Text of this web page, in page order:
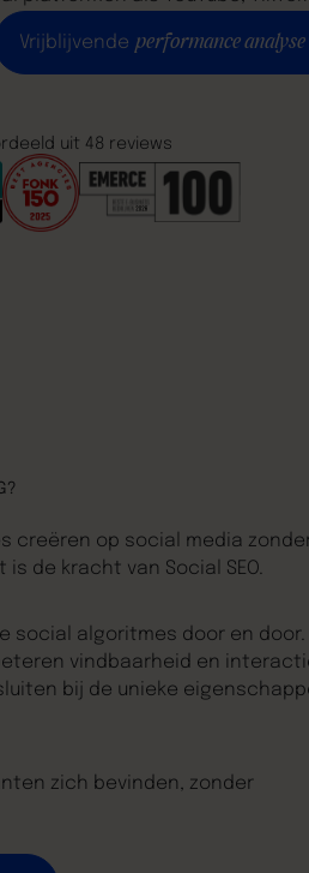
Vrijblijvende performance analyse
uit 48 reviews
creëren op social media
de kracht van Social SEO.
social algoritmes door en door.
vindbaarheid en
bij de unieke
zich bevinden, zonder